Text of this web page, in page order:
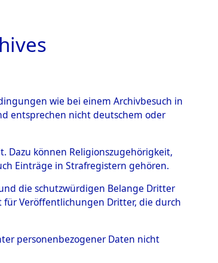
wie bei einem Archivbesuch in
entsprechen nicht deutschem oder
Dazu können Religionszugehörigkeit,
Einträge in Strafregistern gehören.
die schutzwürdigen Belange Dritter
für Veröffentlichungen Dritter, die durch
personenbezogener Daten nicht